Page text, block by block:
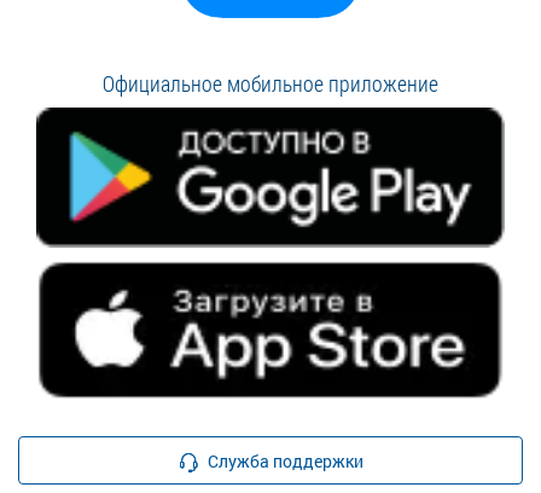
Официальное мобильное приложение
Служба поддержки